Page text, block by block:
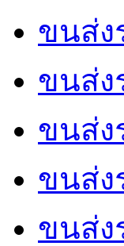
ขนส่ง
ขนส่ง
ขนส่ง
ขนส่ง
ขนส่ง